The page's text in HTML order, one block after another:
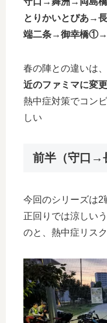
とりかいとぴあ→
端二条→御幸橋①→
春の陣との違いは、
近のファミマに変更
熱中症対策でコン
しい
前半（守口→
今回のシリーズは2
正回りでは涼しい
のと、熱中症リス